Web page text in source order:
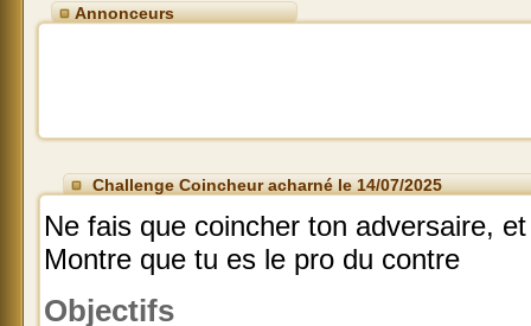
Annonceurs
Challenge Coincheur acharné le 14/07/2025
Ne fais que coincher ton adversaire,
Montre que tu es le pro du contre
Objectifs